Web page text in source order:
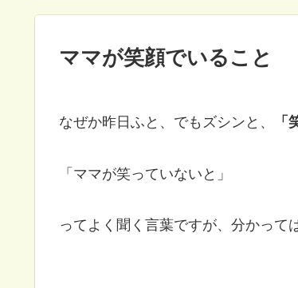
ママが笑顔でいること
なぜか昨日ふと、でもズシンと、 「
「ママが笑っていないと」
ってよく聞く言葉ですが、分かって